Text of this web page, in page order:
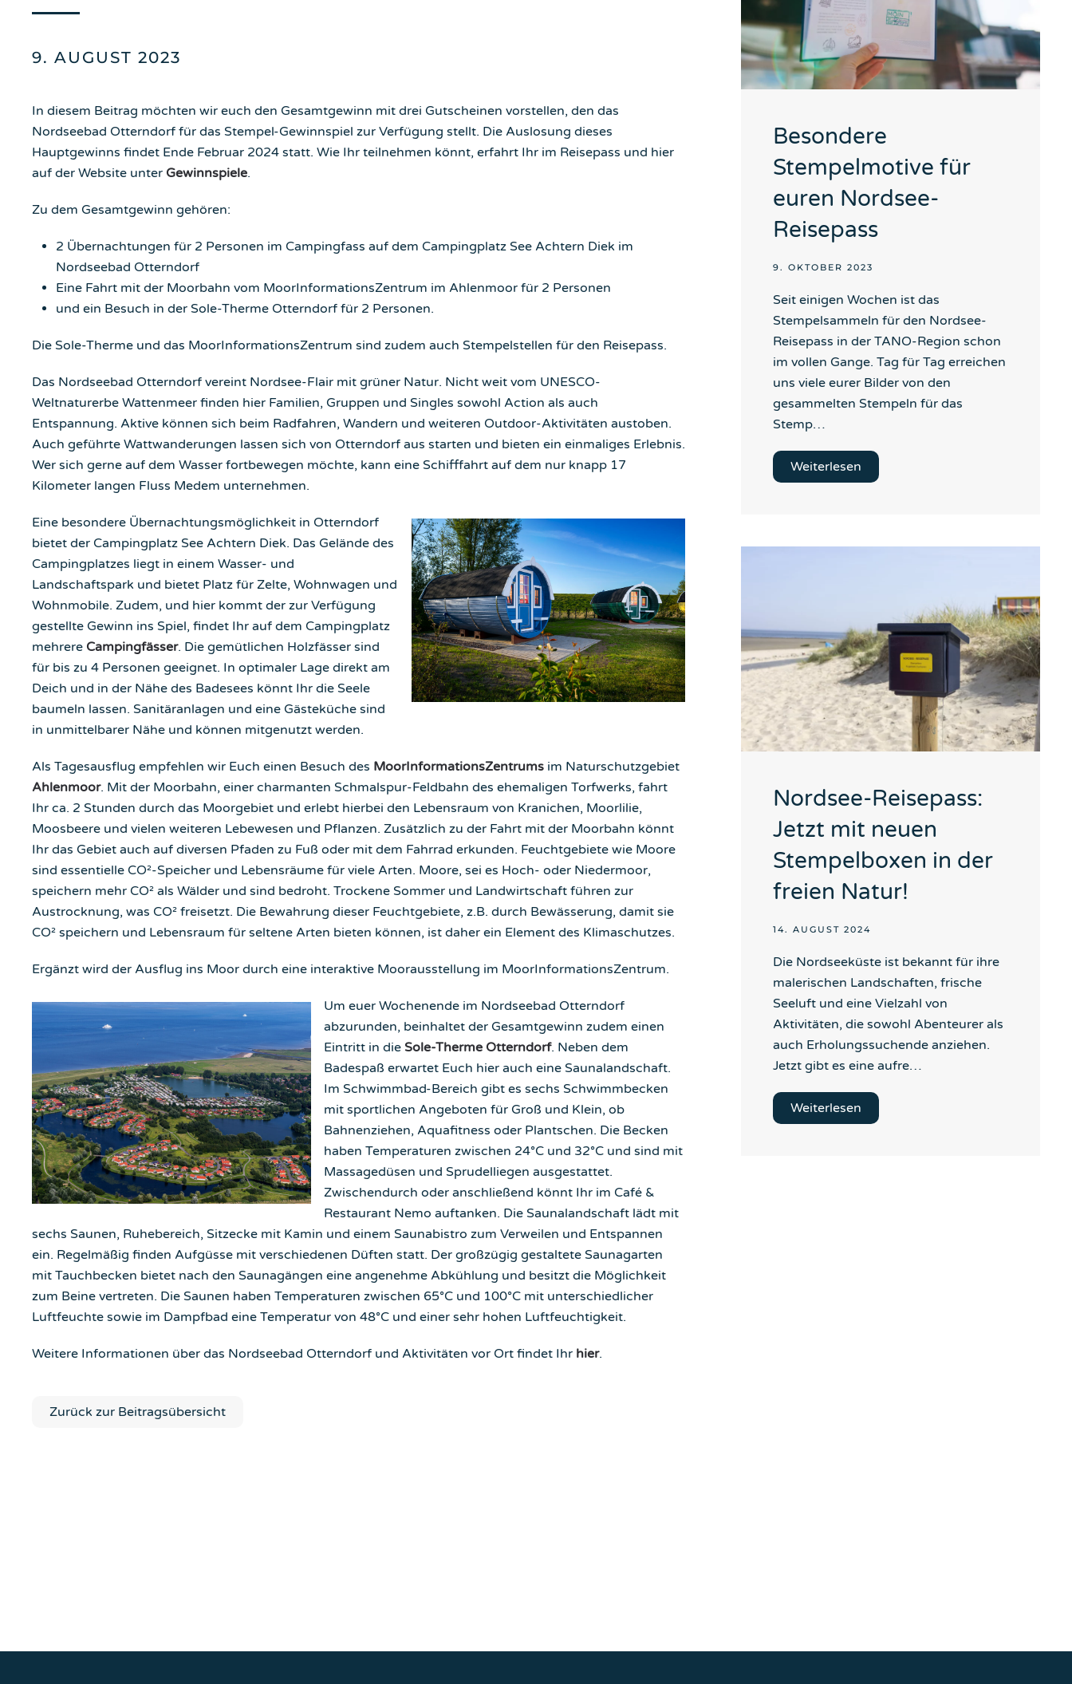
9. AUGUST 2023
In diesem Beitrag möchten wir euch den Gesamtgewinn mit drei Gutscheinen vorstellen, den das
Nordseebad Otterndorf für das Stempel-Gewinnspiel zur Verfügung stellt. Die Auslosung dieses
Hauptgewinns findet Ende Februar 2024 statt. Wie Ihr teilnehmen könnt, erfahrt Ihr im Reisepass und hier
auf der Website unter Gewinnspiele.
Zu dem Gesamtgewinn gehören:
2 Übernachtungen für 2 Personen im Campingfass auf dem Campingplatz See Achtern Diek im
Nordseebad Otterndorf
Eine Fahrt mit der Moorbahn vom MoorInformationsZentrum im Ahlenmoor für 2 Personen
und ein Besuch in der Sole-Therme Otterndorf für 2 Personen.
Die Sole-Therme und das MoorInformationsZentrum sind zudem auch Stempelstellen für den Reisepass.
Das Nordseebad Otterndorf vereint Nordsee-Flair mit grüner Natur. Nicht weit vom UNESCO-
Weltnaturerbe Wattenmeer finden hier Familien, Gruppen und Singles sowohl Action als auch
Entspannung. Aktive können sich beim Radfahren, Wandern und weiteren Outdoor-Aktivitäten austoben.
Auch geführte Wattwanderungen lassen sich von Otterndorf aus starten und bieten ein einmaliges Erlebnis.
Wer sich gerne auf dem Wasser fortbewegen möchte, kann eine Schifffahrt auf dem nur knapp 17
Kilometer langen Fluss Medem unternehmen.
Eine besondere Übernachtungsmöglichkeit in Otterndorf
bietet der Campingplatz See Achtern Diek. Das Gelände des
Campingplatzes liegt in einem Wasser- und
Landschaftspark und bietet Platz für Zelte, Wohnwagen und
Wohnmobile. Zudem, und hier kommt der zur Verfügung
gestellte Gewinn ins Spiel, findet Ihr auf dem Campingplatz
mehrere Campingfässer. Die gemütlichen Holzfässer sind
für bis zu 4 Personen geeignet. In optimaler Lage direkt am
Deich und in der Nähe des Badesees könnt Ihr die Seele
baumeln lassen. Sanitäranlagen und eine Gästeküche sind
in unmittelbarer Nähe und können mitgenutzt werden.
Als Tagesausflug empfehlen wir Euch einen Besuch des MoorInformationsZentrums im Naturschutzgebiet
Ahlenmoor. Mit der Moorbahn, einer charmanten Schmalspur-Feldbahn des ehemaligen Torfwerks, fahrt
Ihr ca. 2 Stunden durch das Moorgebiet und erlebt hierbei den Lebensraum von Kranichen, Moorlilie,
Moosbeere und vielen weiteren Lebewesen und Pflanzen. Zusätzlich zu der Fahrt mit der Moorbahn könnt
Ihr das Gebiet auch auf diversen Pfaden zu Fuß oder mit dem Fahrrad erkunden. Feuchtgebiete wie Moore
sind essentielle CO²-Speicher und Lebensräume für viele Arten. Moore, sei es Hoch- oder Niedermoor,
speichern mehr CO² als Wälder und sind bedroht. Trockene Sommer und Landwirtschaft führen zur
Austrocknung, was CO² freisetzt. Die Bewahrung dieser Feuchtgebiete, z.B. durch Bewässerung, damit sie
CO² speichern und Lebensraum für seltene Arten bieten können, ist daher ein Element des Klimaschutzes.
Ergänzt wird der Ausflug ins Moor durch eine interaktive Moorausstellung im MoorInformationsZentrum.
Um euer Wochenende im Nordseebad Otterndorf
abzurunden, beinhaltet der Gesamtgewinn zudem einen
Eintritt in die Sole-Therme Otterndorf. Neben dem
Badespaß erwartet Euch hier auch eine Saunalandschaft.
Im Schwimmbad-Bereich gibt es sechs Schwimmbecken
mit sportlichen Angeboten für Groß und Klein, ob
Bahnenziehen, Aquafitness oder Plantschen. Die Becken
haben Temperaturen zwischen 24°C und 32°C und sind mit
Massagedüsen und Sprudelliegen ausgestattet.
Zwischendurch oder anschließend könnt Ihr im Café &
Restaurant Nemo auftanken. Die Saunalandschaft lädt mit
sechs Saunen, Ruhebereich, Sitzecke mit Kamin und einem Saunabistro zum Verweilen und Entspannen
ein. Regelmäßig finden Aufgüsse mit verschiedenen Düften statt. Der großzügig gestaltete Saunagarten
mit Tauchbecken bietet nach den Saunagängen eine angenehme Abkühlung und besitzt die Möglichkeit
zum Beine vertreten. Die Saunen haben Temperaturen zwischen 65°C und 100°C mit unterschiedlicher
Luftfeuchte sowie im Dampfbad eine Temperatur von 48°C und einer sehr hohen Luftfeuchtigkeit.
Weitere Informationen über das Nordseebad Otterndorf und Aktivitäten vor Ort findet Ihr hier.
Zurück zur Beitragsübersicht
Besondere
Stempelmotive für
euren Nordsee-
Reisepass
9. OKTOBER 2023
Seit einigen Wochen ist das
Stempelsammeln für den Nordsee-
Reisepass in der TANO-Region schon
im vollen Gange. Tag für Tag erreichen
uns viele eurer Bilder von den
gesammelten Stempeln für das
Stemp…
Weiterlesen
Nordsee-Reisepass:
Jetzt mit neuen
Stempelboxen in der
freien Natur!
14. AUGUST 2024
Die Nordseeküste ist bekannt für ihre
malerischen Landschaften, frische
Seeluft und eine Vielzahl von
Aktivitäten, die sowohl Abenteurer als
auch Erholungssuchende anziehen.
Jetzt gibt es eine aufre…
Weiterlesen